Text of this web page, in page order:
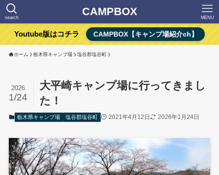
CAMPBOX
search MENU
Youtube版はコチラ CAMPBOX【キャンプ場紹介ch】
ホーム 栃木県キャンプ場 塩谷郡塩谷町
大平崎キャンプ場に行ってきまし
た！
2026
1/24
栃木県キャンプ場 塩谷郡塩谷町 2021年4月12日 2026年1月24日